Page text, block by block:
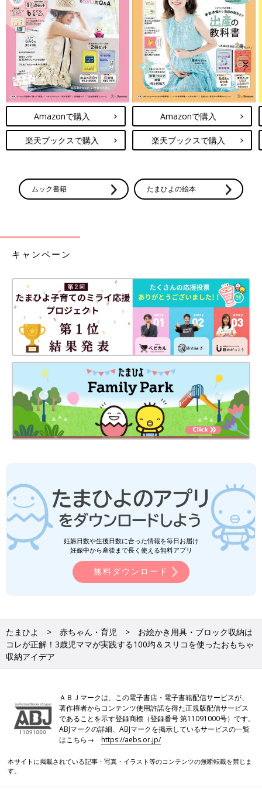
Amazonで購入
楽天ブックスで購入
Amazonで購入
楽天ブックスで購入
ムック書籍 たまひよの絵本
キャンペーン
妊娠日数や生後日数に合った情報を毎日お届け
妊娠中から産後まで長く使える無料アプリ
無料ダウンロード
たまひよ 赤ちゃん・育児
お絵かき用具・ブロック収納は
コレが正解！3歳児ママが実践する100均＆スリコを使ったおもちゃ
収納アイデア
ＡＢＪマークは、この電子書店・電子書籍配信サービスが、
著作権者からコンテンツ使用許諾を得た正規版配信サービス
であることを示す登録商標（登録番号 第11091000号）です。
ABJマークの詳細、ABJマークを掲示しているサービスの一覧
はこちら→https://aebs.or.jp/
本サイトに掲載されている記事・写真・イラスト等のコンテンツの無断転載を禁じま
す。